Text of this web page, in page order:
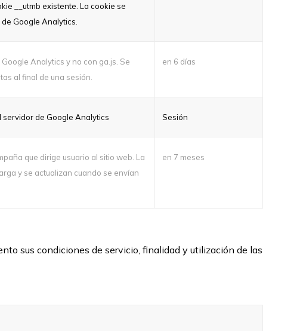
__utmb existente. La cookie se
Google Analytics.
Analytics y no con ga.js. Se
al final de una sesión.
en 6 días
de Google Analytics Sesión
que dirige usuario al sitio web. La
y se actualizan cuando se envían
en 7 meses
sus condiciones de servicio, finalidad y utilización de las